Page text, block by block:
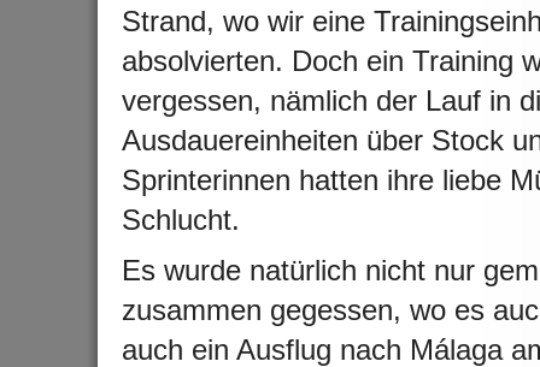
Strand, wo wir eine
absolvierten. Doch ein Training
vergessen, nämlich der Lauf in
Ausdauereinheiten über Stock
Sprinterinnen hatten ihre liebe
Schlucht.
Es wurde natürlich nicht nur
zusammen gegessen, wo es
auch ein Ausflug nach Málaga